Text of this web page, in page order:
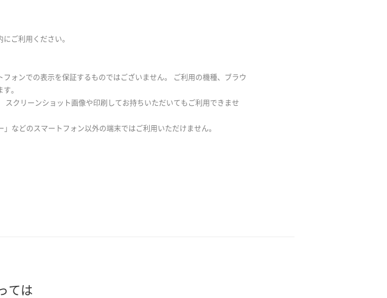
ご利用ください。
ォンでの表示を保証するものではございません。 ご利用の機種、ブラウ
。
クリーンショット画像や印刷してお持ちいただいてもご利用できませ
などのスマートフォン以外の端末ではご利用いただけません。
ては